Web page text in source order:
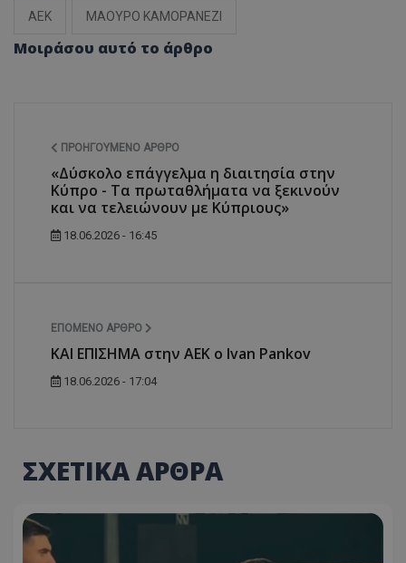
ΑΕΚ ΜΑΟΥΡΟ ΚΑΜΟΡΑΝΕΖΙ
Μοιράσου αυτό το άρθρο
ΠΡΟΗΓΟΎΜΕΝΟ ΆΡΘΡΟ
«Δύσκολο επάγγελμα η διαιτησία στην
Κύπρο - Τα πρωταθλήματα να ξεκινούν
και να τελειώνουν με Κύπριους»
18.06.2026 - 16:45
ΕΠΌΜΕΝΟ ΆΡΘΡΟ
KAI EΠΙΣΗΜΑ στην ΑΕΚ ο Ivan Pankov
18.06.2026 - 17:04
ΣΧΕΤΙΚΑ ΑΡΘΡΑ